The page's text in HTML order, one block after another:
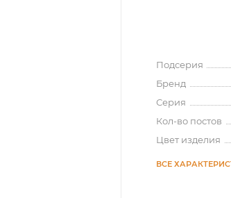
Подсерия
Бренд
Серия
Кол-во постов
Цвет изделия
ВСЕ